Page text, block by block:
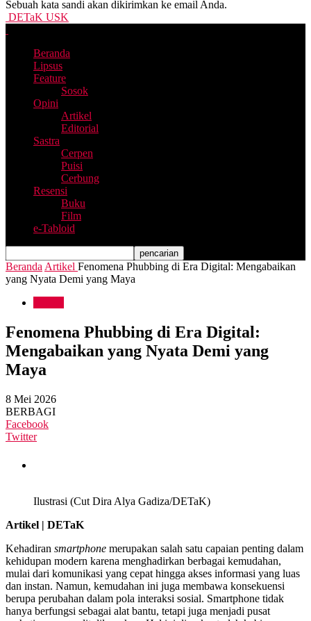
Sebuah kata sandi akan dikirimkan ke email Anda.
DETaK USK
Beranda
Lipsus
Feature
Sosok
Opini
Artikel
Editorial
Sastra
Cerpen
Puisi
Cerbung
Resensi
Buku
Film
e-Tabloid
Beranda Artikel Fenomena Phubbing di Era Digital: Mengabaikan
yang Nyata Demi yang Maya
Fenomena Phubbing di Era Digital:
Mengabaikan yang Nyata Demi yang
Maya
8 Mei 2026
BERBAGI
Facebook
Twitter
Ilustrasi (Cut Dira Alya Gadiza/DETaK)
Artikel | DETaK
Kehadiran smartphone merupakan salah satu capaian penting dalam
kehidupan modern karena menghadirkan berbagai kemudahan,
mulai dari komunikasi yang cepat hingga akses informasi yang luas
dan instan. Namun, kemudahan ini juga membawa konsekuensi
berupa perubahan dalam pola interaksi sosial. Smartphone tidak
hanya berfungsi sebagai alat bantu, tetapi juga menjadi pusat